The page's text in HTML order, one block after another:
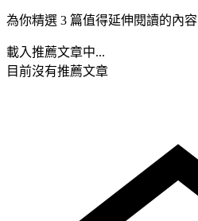
為你精選 3 篇值得延伸閱讀的內容
載入推薦文章中...
目前沒有推薦文章